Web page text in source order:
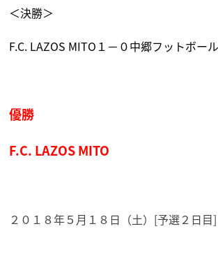
＜決勝＞
F.C. LAZOS MITO１－０中郷フットボー
優勝
F.C. LAZOS MITO
２０１８年５月１８日（土）[予選２日目]